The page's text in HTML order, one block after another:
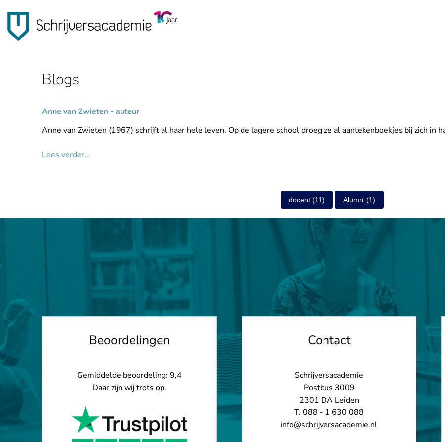
Blogs
Anne van Zwieten - auteur
Anne van Zwieten (1967) schrijft al haar hele leven. Op de lagere school droeg ze al aantekenboekjes bij zich in
Lees verder...
docent (11) Alumni (1)
Beoordelingen
Gemiddelde beoordeling: 9,4
Daar zijn wij trots op.
Contact
Schrijversacademie
Postbus 3009
2301 DA Leiden
T. 088 - 1 630 088
info@schrijversacademie.nl